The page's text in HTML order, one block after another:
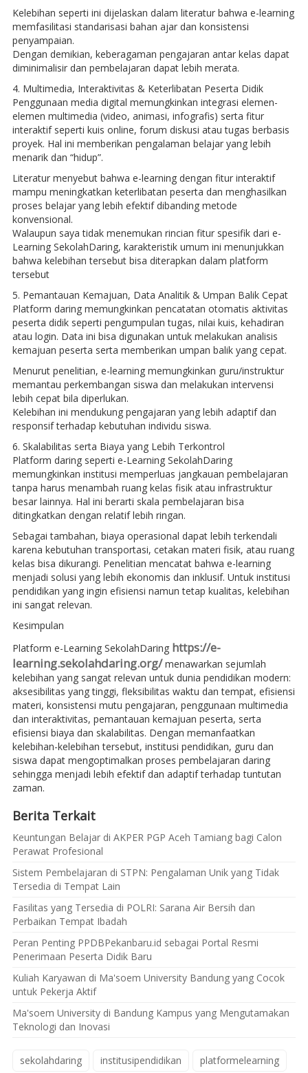
Kelebihan seperti ini dijelaskan dalam literatur bahwa e-learning
memfasilitasi standarisasi bahan ajar dan konsistensi
penyampaian.
Dengan demikian, keberagaman pengajaran antar kelas dapat
diminimalisir dan pembelajaran dapat lebih merata.
4. Multimedia, Interaktivitas & Keterlibatan Peserta Didik
Penggunaan media digital memungkinkan integrasi elemen-
elemen multimedia (video, animasi, infografis) serta fitur
interaktif seperti kuis online, forum diskusi atau tugas berbasis
proyek. Hal ini memberikan pengalaman belajar yang lebih
menarik dan “hidup”.
Literatur menyebut bahwa e-learning dengan fitur interaktif
mampu meningkatkan keterlibatan peserta dan menghasilkan
proses belajar yang lebih efektif dibanding metode
konvensional.
Walaupun saya tidak menemukan rincian fitur spesifik dari e-
Learning SekolahDaring, karakteristik umum ini menunjukkan
bahwa kelebihan tersebut bisa diterapkan dalam platform
tersebut
5. Pemantauan Kemajuan, Data Analitik & Umpan Balik Cepat
Platform daring memungkinkan pencatatan otomatis aktivitas
peserta didik seperti pengumpulan tugas, nilai kuis, kehadiran
atau login. Data ini bisa digunakan untuk melakukan analisis
kemajuan peserta serta memberikan umpan balik yang cepat.
Menurut penelitian, e-learning memungkinkan guru/instruktur
memantau perkembangan siswa dan melakukan intervensi
lebih cepat bila diperlukan.
Kelebihan ini mendukung pengajaran yang lebih adaptif dan
responsif terhadap kebutuhan individu siswa.
6. Skalabilitas serta Biaya yang Lebih Terkontrol
Platform daring seperti e-Learning SekolahDaring
memungkinkan institusi memperluas jangkauan pembelajaran
tanpa harus menambah ruang kelas fisik atau infrastruktur
besar lainnya. Hal ini berarti skala pembelajaran bisa
ditingkatkan dengan relatif lebih ringan.
Sebagai tambahan, biaya operasional dapat lebih terkendali
karena kebutuhan transportasi, cetakan materi fisik, atau ruang
kelas bisa dikurangi. Penelitian mencatat bahwa e-learning
menjadi solusi yang lebih ekonomis dan inklusif. Untuk institusi
pendidikan yang ingin efisiensi namun tetap kualitas, kelebihan
ini sangat relevan.
Kesimpulan
Platform e-Learning SekolahDaring https://e-
learning.sekolahdaring.org/menawarkan sejumlah
kelebihan yang sangat relevan untuk dunia pendidikan modern:
aksesibilitas yang tinggi, fleksibilitas waktu dan tempat, efisiensi
materi, konsistensi mutu pengajaran, penggunaan multimedia
dan interaktivitas, pemantauan kemajuan peserta, serta
efisiensi biaya dan skalabilitas. Dengan memanfaatkan
kelebihan-kelebihan tersebut, institusi pendidikan, guru dan
siswa dapat mengoptimalkan proses pembelajaran daring
sehingga menjadi lebih efektif dan adaptif terhadap tuntutan
zaman.
Berita Terkait
Keuntungan Belajar di AKPER PGP Aceh Tamiang bagi Calon
Perawat Profesional
Sistem Pembelajaran di STPN: Pengalaman Unik yang Tidak
Tersedia di Tempat Lain
Fasilitas yang Tersedia di POLRI: Sarana Air Bersih dan
Perbaikan Tempat Ibadah
Peran Penting PPDBPekanbaru.id sebagai Portal Resmi
Penerimaan Peserta Didik Baru
Kuliah Karyawan di Ma'soem University Bandung yang Cocok
untuk Pekerja Aktif
Ma'soem University di Bandung Kampus yang Mengutamakan
Teknologi dan Inovasi
sekolahdaring institusipendidikan platformelearning